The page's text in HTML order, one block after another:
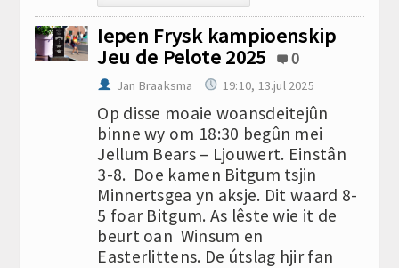
Iepen Frysk kampioenskip
Jeu de Pelote 2025
0
Jan Braaksma 19:10, 13.jul 2025
Op disse moaie woansdeitejûn
binne wy om 18:30 begûn mei
Jellum Bears – Ljouwert. Einstân
3-8. Doe kamen Bitgum tsjin
Minnertsgea yn aksje. Dit waard 8-
5 foar Bitgum. As lêste wie it de
beurt oan Winsum en
Easterlittens. De útslag hjir fan